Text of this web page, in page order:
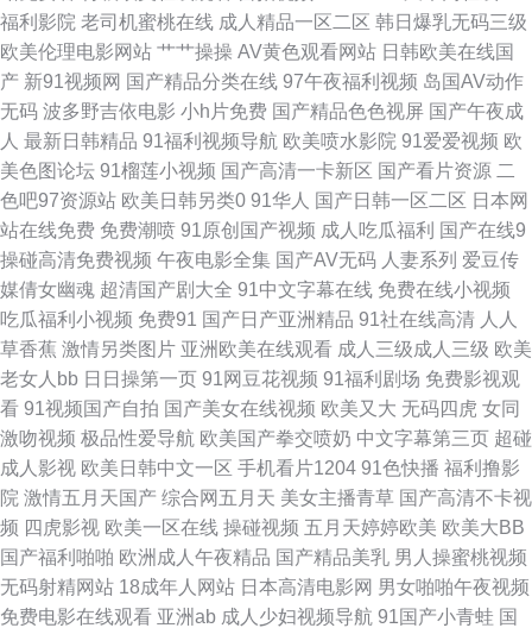
51偷拍 欧美成人免费 久久艹伊人 成人看片网站 欧美TV少妇 欧美性爱com
国产精品爽 超碰在线进入 大香蕉AV在线 91黑丝美女艹逼 天天肏屄网 福利
影院97 99蜜臀视频网 欧美色色1 国产福利2025 日本有码天堂 大香蕉就去干
日韩av激情短篇 日韩二页 91海角 成人毛片网址 操人妻人妻 韩国OK影院麻
豆 老司机肏屄 午夜人成 日韩福利网站 91网站在线入口 91全部免费观看 午
夜黄色网 www青青三级 福利午夜理论片 91福利剧场 久草加勒比 操逼网站
123 人人摸97视频 在线电影AV天堂 五月天性福网 免费观看91在线 97导航
国产肏屄片 精品一区在 91jiuyi 亚洲女操逼网 www9热9 成人在线69 男人天
堂a片 91色站 黄色网免观看 日本久久香蕉 91在线国内 久久瑟瑟爰爰 国产精
品日日夜夜 人妻美少妇 国产91在线网站 国产久久综合 午夜福利导航网站 足
交国产在线黑丝 欧美爽爽 91高跟丝袜啪啪 99精品国 91视额 91视频入口 极
福利影院 老司机蜜桃在线 成人精品一区二区 韩日爆乳无码三级
欧美伦理电影网站 艹艹操操 AV黄色观看网站 日韩欧美在线国
产 新91视频网 国产精品分类在线 97午夜福利视频 岛国AV动作
无码 波多野吉依电影 小h片免费 国产精品色色视屏 国产午夜成
人 最新日韩精品 91福利视频导航 欧美喷水影院 91爱爱视频 欧
美色图论坛 91榴莲小视频 国产高清一卡新区 国产看片资源 二
色吧97资源站 欧美日韩另类0 91华人 国产日韩一区二区 日本网
站在线免费 免费潮喷 91原创国产视频 成人吃瓜福利 国产在线9
操碰高清免费视频 午夜电影全集 国产AV无码 人妻系列 爱豆传
媒倩女幽魂 超清国产剧大全 91中文字幕在线 免费在线小视频
吃瓜福利小视频 免费91 国产日产亚洲精品 91社在线高清 人人
草香蕉 激情另类图片 亚洲欧美在线观看 成人三级成人三级 欧美
老女人bb 日日操第一页 91网豆花视频 91福利剧场 免费影视观
看 91视频国产自拍 国产美女在线视频 欧美又大 无码四虎 女同
激吻视频 极品性爱导航 欧美国产拳交喷奶 中文字幕第三页 超碰
成人影视 欧美日韩中文一区 手机看片1204 91色快播 福利撸影
院 激情五月天国产 综合网五月天 美女主播青草 国产高清不卡视
频 四虎影视 欧美一区在线 操碰视频 五月天婷婷欧美 欧美大BB
国产福利啪啪 欧洲成人午夜精品 国产精品美乳 男人操蜜桃视频
无码射精网站 18成年人网站 日本高清电影网 男女啪啪午夜视频
免费电影在线观看 亚洲ab 成人少妇视频导航 91国产小青蛙 国